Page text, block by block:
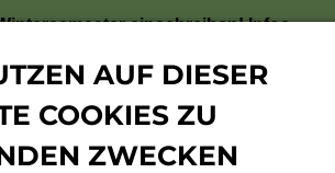
einschreiben!Infos
AUF DIESER
COOKIES ZU
ZWECKEN